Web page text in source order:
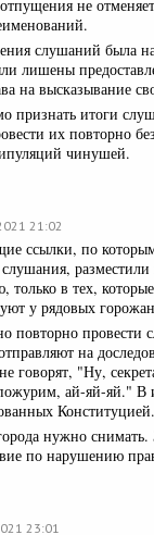
не
слушаний была
лишены
на высказывание
признать итоги
их повторно
чинушей.
21:02
ссылки, по
только в тех,
у рядовых
повторно провести
на
говорят, "Ну,
ай-яй-яй." В
Конституцией.
нужно
по нарушению
23:01